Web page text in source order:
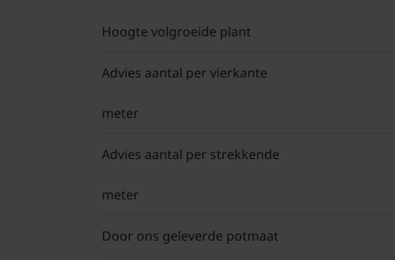
Hoogte volgroeide plant
Advies aantal per vierkante
meter
Advies aantal per strekkende
meter
Door ons geleverde potmaat